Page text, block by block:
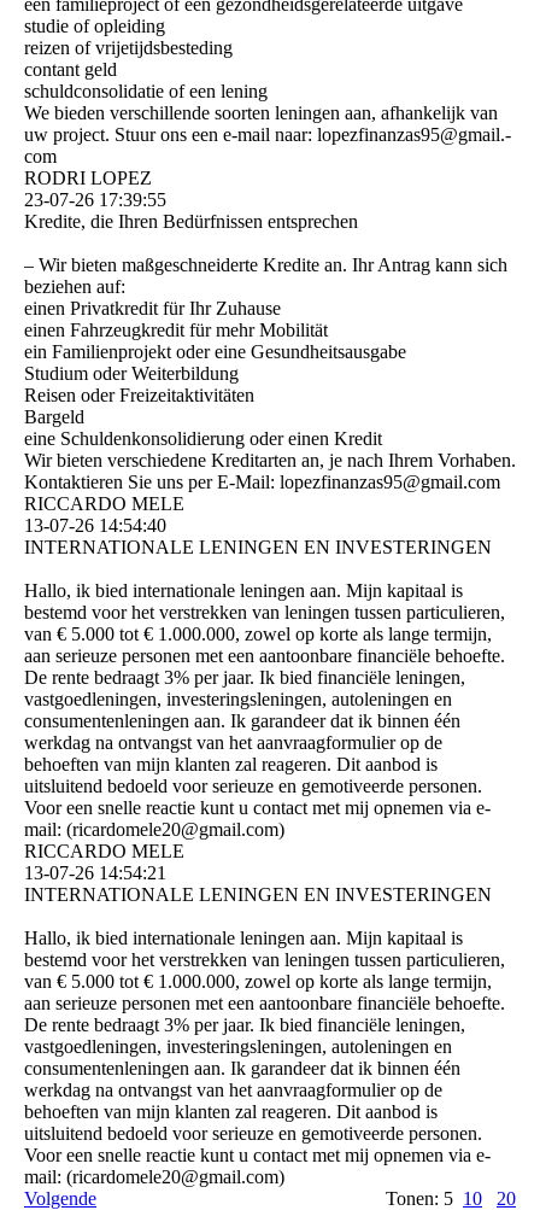
een familieproject of een gezondheidsgerelateerde uitgave
studie of opleiding
reizen of vrijetijdsbesteding
contant geld
schuldconsolidatie of een lening
We bieden verschillende soorten leningen aan, afhankelijk van
uw project. Stuur ons een e-mail naar: lopezfinanzas95@­gmail.­
com
RODRI LOPEZ
23-07-26 17:39:55
Kredite, die Ihren Bedürfnissen entsprechen
– Wir bieten maßgeschneiderte Kredite an. Ihr Antrag kann sich
beziehen auf:
einen Privatkredit für Ihr Zuhause
einen Fahrzeugkredit für mehr Mobilität
ein Familienprojekt oder eine Gesundheitsausgabe
Studium oder Weiterbildung
Reisen oder Freizeitaktivitäten
Bargeld
eine Schuldenkonsolidierung oder einen Kredit
Wir bieten verschiedene Kreditarten an, je nach Ihrem Vorhaben.
Kontaktieren Sie uns per E-Mail: lopezfinanzas95@­gmail.­com
RICCARDO MELE
13-07-26 14:54:40
INTERNATIONALE LENINGEN EN INVESTERINGEN
Hallo, ik bied internationale leningen aan. Mijn kapitaal is
bestemd voor het verstrekken van leningen tussen particulieren,
van € 5.000 tot € 1.000.000, zowel op korte als lange termijn,
aan serieuze personen met een aantoonbare financiële behoefte.
De rente bedraagt ​​3% per jaar. Ik bied financiële leningen,
vastgoedleningen, investeringsleningen, autoleningen en
consumentenleningen aan. Ik garandeer dat ik binnen één
werkdag na ontvangst van het aanvraagformulier op de
behoeften van mijn klanten zal reageren. Dit aanbod is
uitsluitend bedoeld voor serieuze en gemotiveerde personen.
Voor een snelle reactie kunt u contact met mij opnemen via e-
mail: (­ricardomele20@­gmail.­com)­
RICCARDO MELE
13-07-26 14:54:21
INTERNATIONALE LENINGEN EN INVESTERINGEN
Hallo, ik bied internationale leningen aan. Mijn kapitaal is
bestemd voor het verstrekken van leningen tussen particulieren,
van € 5.000 tot € 1.000.000, zowel op korte als lange termijn,
aan serieuze personen met een aantoonbare financiële behoefte.
De rente bedraagt ​​3% per jaar. Ik bied financiële leningen,
vastgoedleningen, investeringsleningen, autoleningen en
consumentenleningen aan. Ik garandeer dat ik binnen één
werkdag na ontvangst van het aanvraagformulier op de
behoeften van mijn klanten zal reageren. Dit aanbod is
uitsluitend bedoeld voor serieuze en gemotiveerde personen.
Voor een snelle reactie kunt u contact met mij opnemen via e-
mail: (­ricardomele20@­gmail.­com)­
Volgende
Tonen: 5 10 20